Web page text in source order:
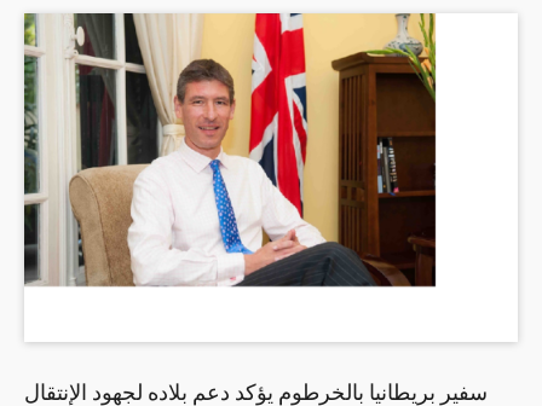
سفير بريطانيا بالخرطوم يؤكد دعم بلاده لجهود الإنتقال